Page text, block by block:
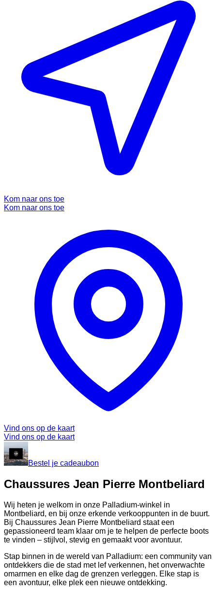
Kom naar ons toe
Kom naar ons toe
Vind ons op de kaart
Vind ons op de kaart
Bestel je cadeaubon
Chaussures Jean Pierre Montbeliard
Wij heten je welkom in onze Palladium-winkel in
Montbeliard, en bij onze erkende verkooppunten in de buurt.
Bij Chaussures Jean Pierre Montbeliard staat een
gepassioneerd team klaar om je te helpen de perfecte boots
te vinden – stijlvol, stevig en gemaakt voor avontuur.
Stap binnen in de wereld van Palladium: een community van
ontdekkers die de stad met lef verkennen, het onverwachte
omarmen en elke dag de grenzen verleggen. Elke stap is
een avontuur, elke plek een nieuwe ontdekking.